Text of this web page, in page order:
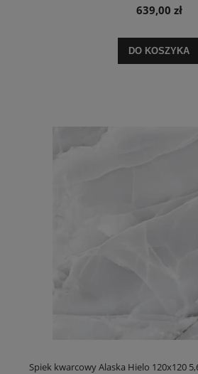
639,00 zł
DO KOSZYKA
Spiek kwarcowy Alaska Hielo 120x120